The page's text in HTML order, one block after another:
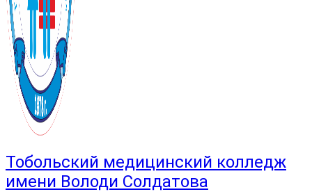
Тобольский медицинский колледж
имени Володи Солдатова